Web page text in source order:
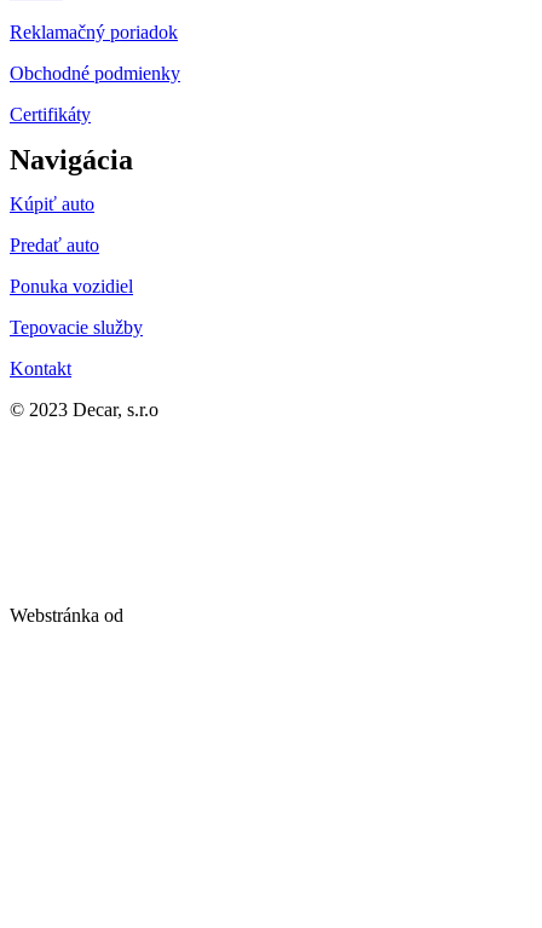
Reklamačný poriadok
Obchodné podmienky
Certifikáty
Navigácia
Kúpiť auto
Predať auto
Ponuka vozidiel
Tepovacie služby
Kontakt
© 2023 Decar, s.r.o
Webstránka od